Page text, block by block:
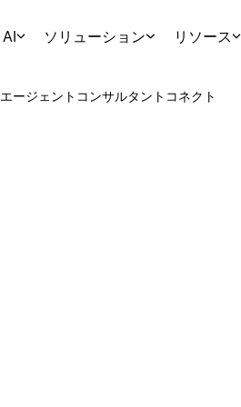
AI ソリューション リソース
エージェント コンサルタント コネクト